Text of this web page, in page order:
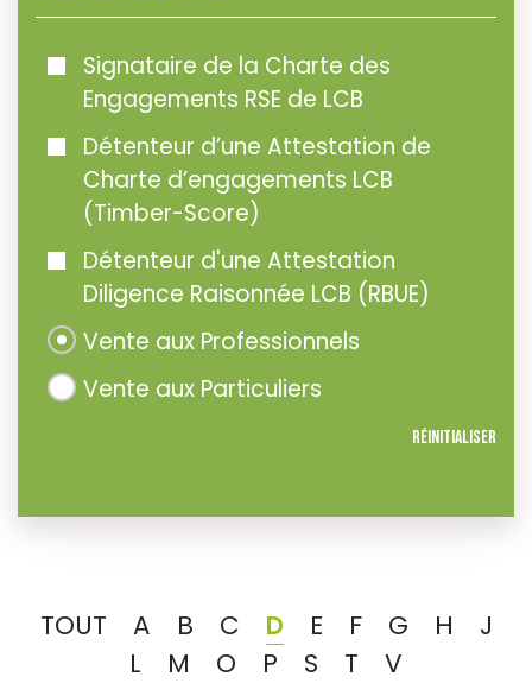
Signataire de la Charte des
Engagements RSE de LCB
Détenteur d’une Attestation de
Charte d’engagements LCB
(Timber-Score)
Détenteur d'une Attestation
Diligence Raisonnée LCB (RBUE)
Vente aux Professionnels
Vente aux Particuliers
Réinitialiser
TOUT A B C D E F G H
J
L
M O P S T V